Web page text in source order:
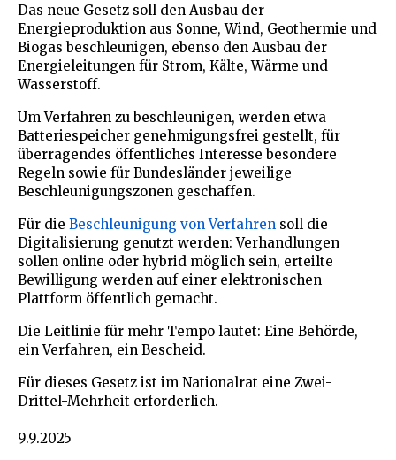
Das neue Gesetz soll den Ausbau der
Energieproduktion aus Sonne, Wind, Geothermie und
Biogas beschleunigen, ebenso den Ausbau der
Energieleitungen für Strom, Kälte, Wärme und
Wasserstoff.
Um Verfahren zu beschleunigen, werden etwa
Batteriespeicher genehmigungsfrei gestellt, für
überragendes öffentliches Interesse besondere
Regeln sowie für Bundesländer jeweilige
Beschleunigungszonen geschaffen.
Für die Beschleunigung von Verfahren soll die
Digitalisierung genutzt werden: Verhandlungen
sollen online oder hybrid möglich sein, erteilte
Bewilligung werden auf einer elektronischen
Plattform öffentlich gemacht.
Die Leitlinie für mehr Tempo lautet: Eine Behörde,
ein Verfahren, ein Bescheid.
Für dieses Gesetz ist im Nationalrat eine Zwei-
Drittel-Mehrheit erforderlich.
9.9.2025